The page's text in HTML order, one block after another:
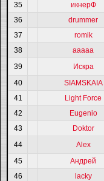
35
икнерФ
36
drummer
37
romik
38
ааааа
39
Искра
40
SIAMSKAIA
41
Light Force
42
Eugenio
43
Doktor
44
Alex
45
Андрей
46
lacky